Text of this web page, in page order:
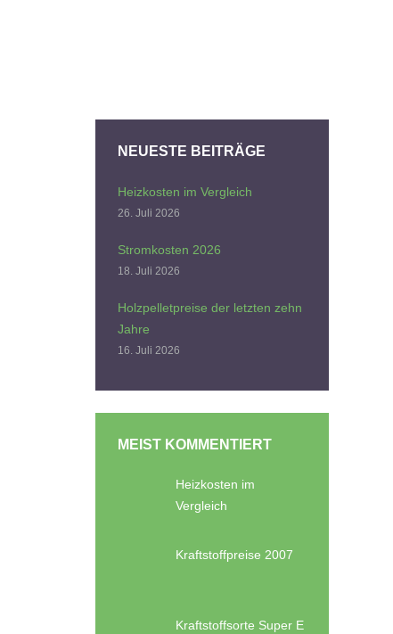
NEUESTE BEITRÄGE
Heizkosten im Vergleich
26. Juli 2026
Stromkosten 2026
18. Juli 2026
Holzpelletpreise der letzten zehn
Jahre
16. Juli 2026
MEIST KOMMENTIERT
Heizkosten im
Vergleich
Kraftstoffpreise 2007
Kraftstoffsorte Super E